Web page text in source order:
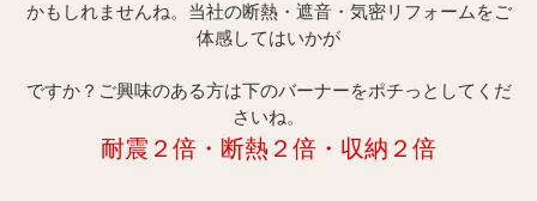
かもしれませんね。当社の断熱・ 遮音・気密リフォームをご
体感してはいかが
ですか？ ご興味のある方は下のバーナーをポチっとしてくだ
さいね。
耐震２倍・断熱２倍・収納２倍